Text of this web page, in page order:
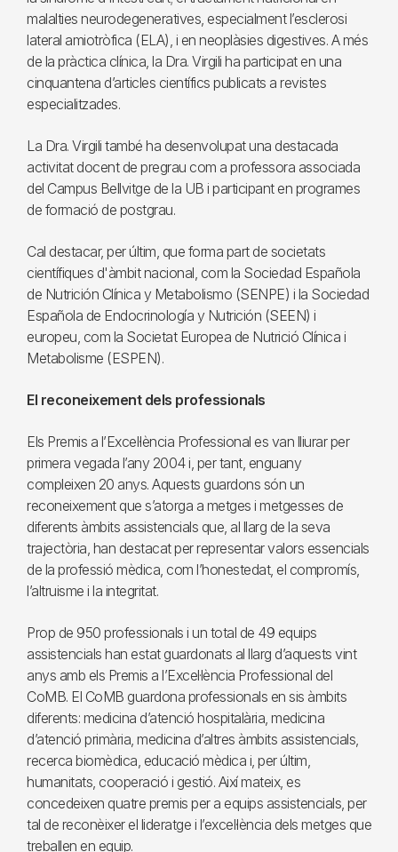
malalties neurodegeneratives, especialment l’esclerosi
lateral amiotròfica (ELA), i en neoplàsies digestives. A més
de la pràctica clínica, la Dra. Virgili ha participat en una
cinquantena d’articles científics publicats a revistes
especialitzades.
La Dra. Virgili també ha desenvolupat una destacada
activitat docent de pregrau com a professora associada
del Campus Bellvitge de la UB i participant en programes
de formació de postgrau.
Cal destacar, per últim, que forma part de societats
científiques d'àmbit nacional, com la Sociedad Española
de Nutrición Clínica y Metabolismo (SENPE) i la Sociedad
Española de Endocrinología y Nutrición (SEEN) i
europeu, com la Societat Europea de Nutrició Clínica i
Metabolisme (ESPEN).
El reconeixement dels professionals
Els Premis a l’Excel·lència Professional es van lliurar per
primera vegada l’any 2004 i, per tant, enguany
compleixen 20 anys. Aquests guardons són un
reconeixement que s’atorga a metges i metgesses de
diferents àmbits assistencials que, al llarg de la seva
trajectòria, han destacat per representar valors essencials
de la professió mèdica, com l’honestedat, el compromís,
l’altruisme i la integritat.
Prop de 950 professionals i un total de 49 equips
assistencials han estat guardonats al llarg d’aquests vint
anys amb els Premis a l’Excel·lència Professional del
CoMB. El CoMB guardona professionals en sis àmbits
diferents: medicina d’atenció hospitalària, medicina
d’atenció primària, medicina d’altres àmbits assistencials,
recerca biomèdica, educació mèdica i, per últim,
humanitats, cooperació i gestió. Així mateix, es
concedeixen quatre premis per a equips assistencials, per
tal de reconèixer el lideratge i l’excel·lència dels metges que
treballen en equip.